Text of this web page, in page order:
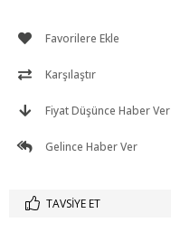
Favorilere Ekle
Karşılaştır
Fiyat Düşünce Haber Ver
Gelince Haber Ver
TAVSIYE ET